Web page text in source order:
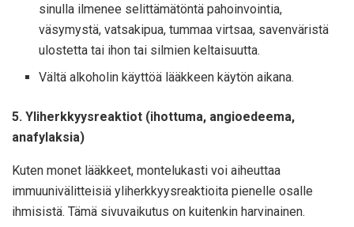
sinulla ilmenee selittämätöntä pahoinvointia,
väsymystä, vatsakipua, tummaa virtsaa, savenväristä
ulostetta tai ihon tai silmien keltaisuutta.
Vältä alkoholin käyttöä lääkkeen käytön aikana.
5. Yliherkkyysreaktiot (ihottuma, angioedeema,
anafylaksia)
Kuten monet lääkkeet, montelukasti voi aiheuttaa
immuunivälitteisiä yliherkkyysreaktioita pienelle osalle
ihmisistä. Tämä sivuvaikutus on kuitenkin harvinainen.